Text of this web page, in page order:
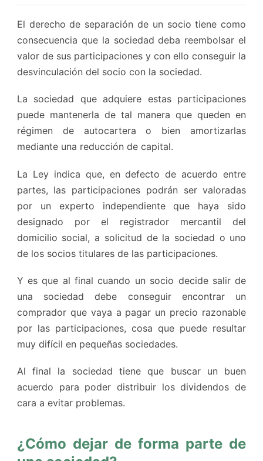
El derecho de separación de un socio tiene como
consecuencia que la sociedad deba reembolsar el
valor de sus participaciones y con ello conseguir la
desvinculación del socio con la sociedad.
La sociedad que adquiere estas participaciones
puede mantenerla de tal manera que queden en
régimen de autocartera o bien amortizarlas
mediante una reducción de capital.
La Ley indica que, en defecto de acuerdo entre
partes, las participaciones podrán ser valoradas
por un experto independiente que haya sido
designado por el registrador mercantil del
domicilio social, a solicitud de la sociedad o uno
de los socios titulares de las participaciones.
Y es que al final cuando un socio decide salir de
una sociedad debe conseguir encontrar un
comprador que vaya a pagar un precio razonable
por las participaciones, cosa que puede resultar
muy difícil en pequeñas sociedades.
Al final la sociedad tiene que buscar un buen
acuerdo para poder distribuir los dividendos de
cara a evitar problemas.
¿Cómo dejar de forma parte de